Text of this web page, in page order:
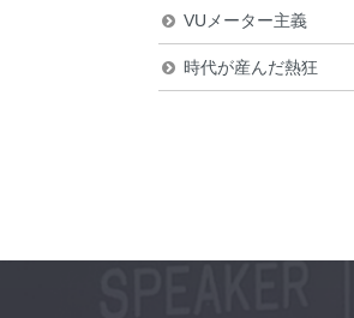
VUメーター主義
時代が産んだ熱狂